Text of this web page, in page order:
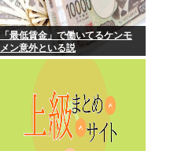
「最低賃金」で働いてるケンモ
メン意外といる説